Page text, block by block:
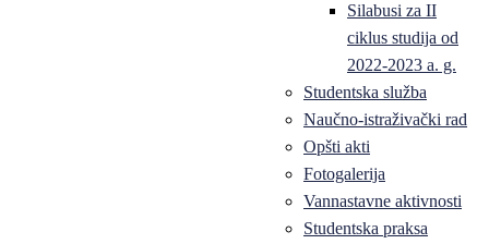
Silabusi za II
ciklus studija od
2022-2023 a. g.
Studentska služba
Naučno-istraživački rad
Opšti akti
Fotogalerija
Vannastavne aktivnosti
Studentska praksa